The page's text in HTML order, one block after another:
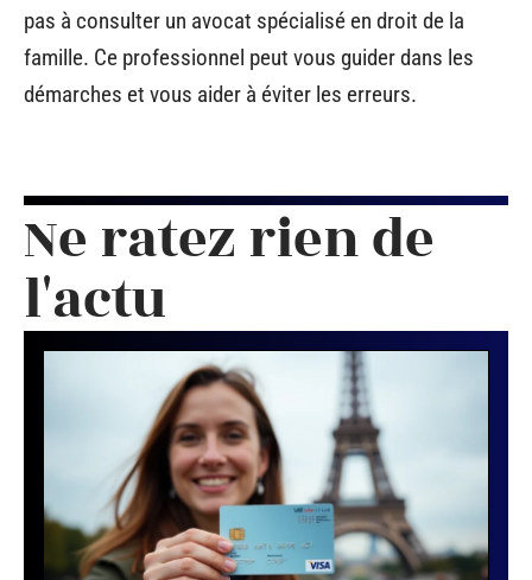
pas à consulter un avocat spécialisé en droit de la
famille. Ce professionnel peut vous guider dans les
démarches et vous aider à éviter les erreurs.
Ne ratez rien de
l'actu